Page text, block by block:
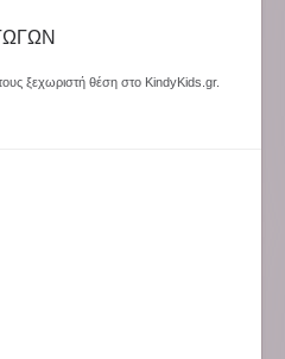
ξεχωριστή θέση στο KindyKids.gr.